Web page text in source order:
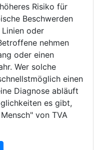
Risiko für
Beschwerden
oder
nehmen
oder einen
Wer solche
einen
Diagnose abläuft
es gibt,
von TVA